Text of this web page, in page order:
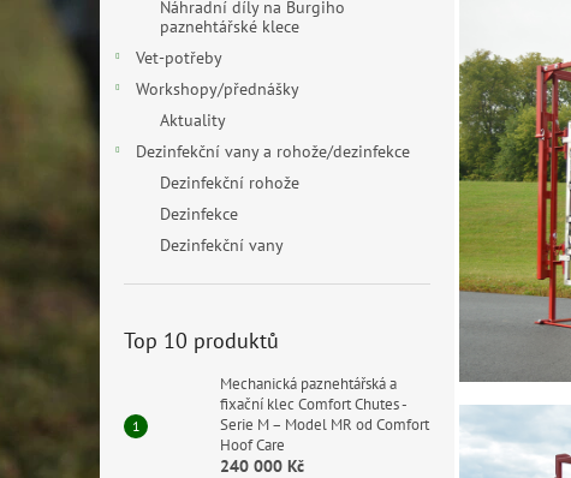
Náhradní díly na Burgiho
paznehtářské klece
Vet-potřeby
Workshopy/přednášky
Aktuality
Dezinfekční vany a rohože/dezinfekce
Dezinfekční rohože
Dezinfekce
Dezinfekční vany
Top 10 produktů
Mechanická paznehtářská a
fixační klec Comfort Chutes -
Serie M – Model MR od Comfort
Hoof Care
240 000 Kč